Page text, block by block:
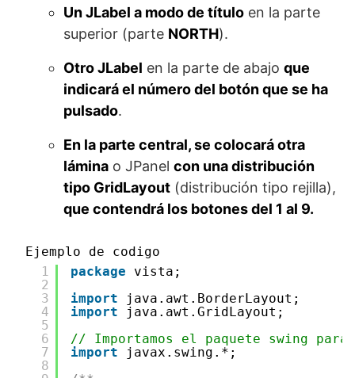
Un JLabel a modo de título en la parte
superior (parte NORTH).
Otro JLabel en la parte de abajo que
indicará el número del botón que se ha
pulsado.
En la parte central, se colocará otra
lámina o JPanel con una distribución
tipo GridLayout (distribución tipo rejilla),
que contendrá los botones del 1 al 9.
Ejemplo de codigo
1
2
3
4
5
6
7
8
package
vista;
import
java.awt.BorderLayout;
import
java.awt.GridLayout;
// Importamos el paquete swing
import
javax.swing.*;